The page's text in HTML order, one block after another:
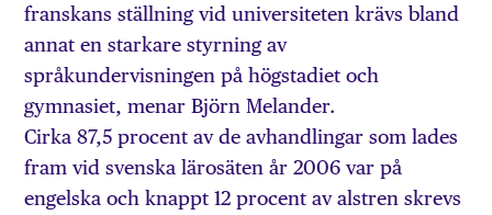
franskans ställning vid universiteten krävs bland
annat en starkare styrning av
språkundervisningen på högstadiet och
gymnasiet, menar Björn Melander.
Cirka 87,5 procent av de avhandlingar som lades
fram vid svenska lärosäten år 2006 var på
engelska och knappt 12 procent av alstren skrevs